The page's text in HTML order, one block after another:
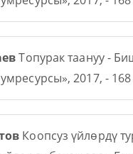
Топурак таануу -
2017, -
Коопсуз үйлөрдү